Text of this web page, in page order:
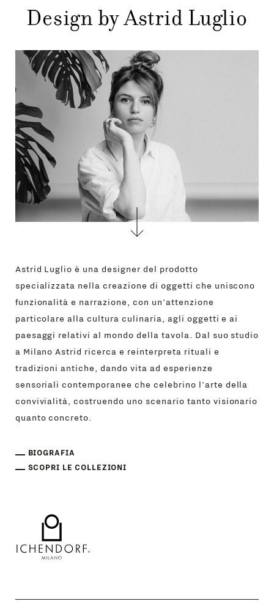
GIFT
CONTATTI
Design by Astrid Luglio
Astrid Luglio è una designer del prodotto
specializzata nella creazione di oggetti che uniscono
funzionalità e narrazione, con un’attenzione
particolare alla cultura culinaria, agli oggetti e ai
paesaggi relativi al mondo della tavola. Dal suo studio
a Milano Astrid ricerca e reinterpreta rituali e
tradizioni antiche, dando vita ad esperienze
sensoriali contemporanee che celebrino l’arte della
convivialità, costruendo uno scenario tanto visionario
quanto concreto.
BIOGRAFIA
SCOPRI LE COLLEZIONI